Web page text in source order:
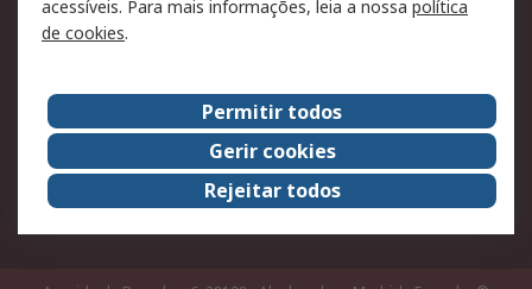
- Atualizada
Condições de venda
Sobre a RS
A RS no mundo
RS Group
Sobre a RS
Trabalhar na RS
ESG
acessíveis. Para mais informações, leia a nossa política
de cookies.
Permitir todos
Gerir cookies
Rejeitar todos